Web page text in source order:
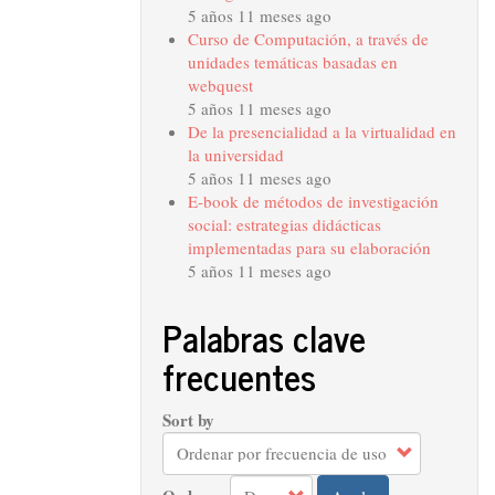
5 años 11 meses ago
Curso de Computación, a través de
unidades temáticas basadas en
webquest
5 años 11 meses ago
De la presencialidad a la virtualidad en
la universidad
5 años 11 meses ago
E-book de métodos de investigación
social: estrategias didácticas
implementadas para su elaboración
5 años 11 meses ago
Palabras clave
frecuentes
Sort by